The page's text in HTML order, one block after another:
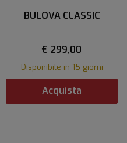
BULOVA CLASSIC
€ 299,00
Disponibile in 15 giorni
Acquista